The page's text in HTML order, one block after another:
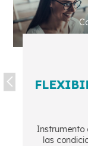
Instrumento
las